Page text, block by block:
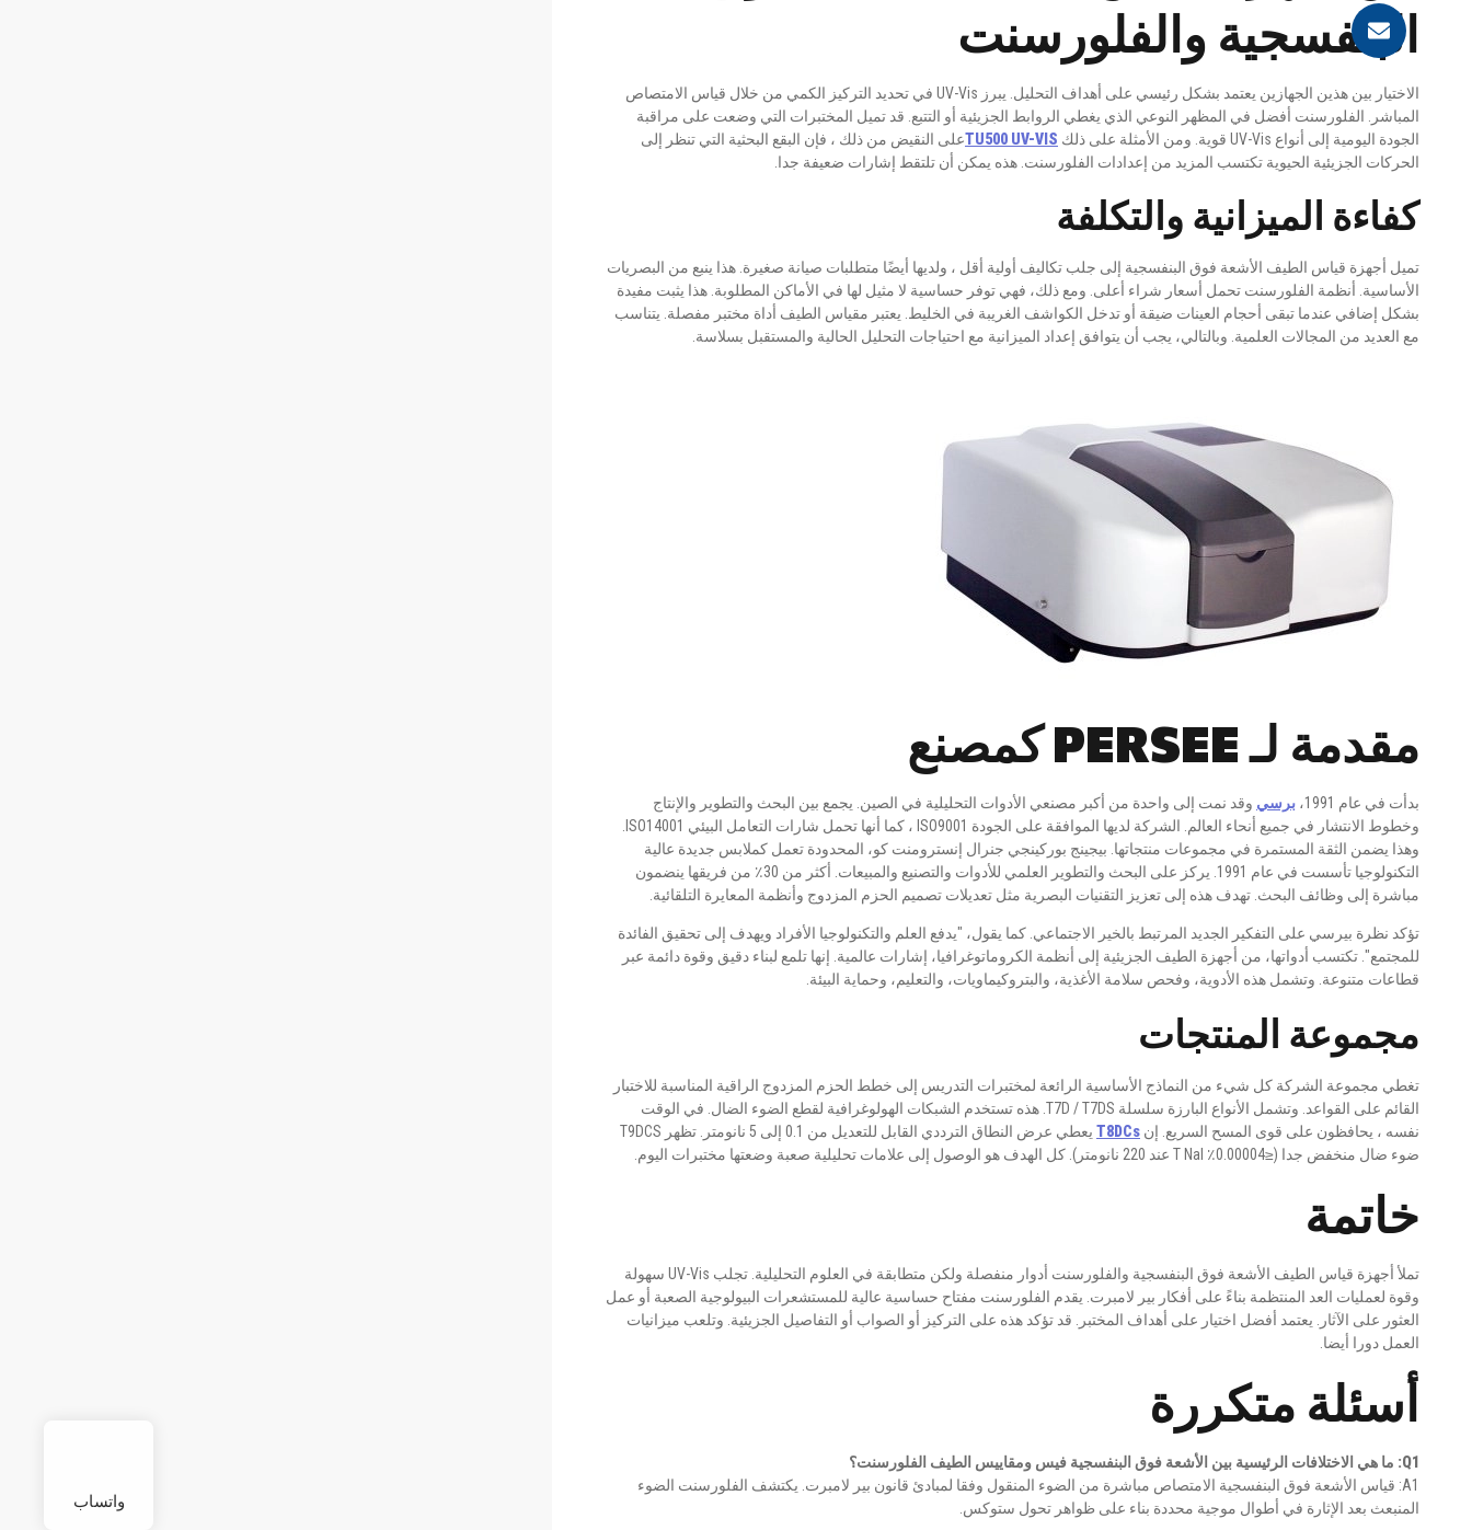
البنفسجية والفلورسنت
الاختيار بين هذين الجهازين يعتمد بشكل رئيسي على أهداف التحليل. يبرز UV-Vis في تحديد التركيز الكمي من خلال قياس الامتصاص
المباشر. الفلورسنت أفضل في المظهر النوعي الذي يغطي الروابط الجزيئية أو التتبع. قد تميل المختبرات التي وضعت على مراقبة
الجودة اليومية إلى أنواع UV-Vis قوية. ومن الأمثلة على ذلك
TU500 UV-VISعلى النقيض من ذلك ، فإن البقع البحثية التي تنظر إلى
الحركات الجزيئية الحيوية تكتسب المزيد من إعدادات الفلورسنت. هذه يمكن أن تلتقط إشارات ضعيفة جدا.
كفاءة الميزانية والتكلفة
تميل أجهزة قياس الطيف الأشعة فوق البنفسجية إلى جلب تكاليف أولية أقل ، ولديها أيضًا متطلبات صيانة صغيرة. هذا ينبع من البصريات
الأساسية. أنظمة الفلورسنت تحمل أسعار شراء أعلى. ومع ذلك، فهي توفر حساسية لا مثيل لها في الأماكن المطلوبة. هذا يثبت مفيدة
بشكل إضافي عندما تبقى أحجام العينات ضيقة أو تدخل الكواشف الغريبة في الخليط. يعتبر مقياس الطيف أداة مختبر مفصلة. يتناسب
مع العديد من المجالات العلمية. وبالتالي، يجب أن يتوافق إعداد الميزانية مع احتياجات التحليل الحالية والمستقبل بسلاسة.
مقدمة لـ PERSEE كمصنع
بدأت في عام 1991، برسي وقد نمت إلى واحدة من أكبر مصنعي الأدوات التحليلية في الصين. يجمع بين البحث والتطوير والإنتاج
وهذا يضمن الثقة المستمرة في مجموعات منتجاتها. بيجينج بوركينجي جنرال إنسترومنت كو، المحدودة تعمل كملابس جديدة عالية
التكنولوجيا تأسست في عام 1991. يركز على البحث والتطوير العلمي للأدوات والتصنيع والمبيعات. أكثر من 30٪ من فريقها ينضمون
مباشرة إلى وظائف البحث. تهدف هذه إلى تعزيز التقنيات البصرية مثل تعديلات تصميم الحزم المزدوج وأنظمة المعايرة التلقائية.
تؤكد نظرة بيرسي على التفكير الجديد المرتبط بالخير الاجتماعي. كما يقول، "يدفع العلم والتكنولوجيا الأفراد ويهدف إلى تحقيق الفائدة
للمجتمع". تكتسب أدواتها، من أجهزة الطيف الجزيئية إلى أنظمة الكروماتوغرافيا، إشارات عالمية. إنها تلمع لبناء دقيق وقوة دائمة عبر
قطاعات متنوعة. وتشمل هذه الأدوية، وفحص سلامة الأغذية، والبتروكيماويات، والتعليم، وحماية البيئة.
مجموعة المنتجات
تغطي مجموعة الشركة كل شيء من النماذج الأساسية الرائعة لمختبرات التدريس إلى خطط الحزم المزدوج الراقية المناسبة للاختبار
القائم على القواعد. وتشمل الأنواع البارزة سلسلة T7D / T7DS. هذه تستخدم الشبكات الهولوغرافية لقطع الضوء الضال. في الوقت
نفسه ، يحافظون على قوى المسح السريع. إن T8DCs
يعطي عرض النطاق الترددي القابل للتعديل من 0.1 إلى 5 نانومتر. تظهر T9DCS
ضوء ضال منخفض جدا (≤0.00004٪ T NaI عند 220 نانومتر). كل الهدف هو الوصول إلى علامات تحليلية صعبة وضعتها مختبرات اليوم.
خاتمة
تملأ أجهزة قياس الطيف الأشعة فوق البنفسجية والفلورسنت أدوار منفصلة ولكن متطابقة في العلوم التحليلية. تجلب UV-Vis سهولة
وقوة لعمليات العد المنتظمة بناءً على أفكار بير لامبرت. يقدم الفلورسنت مفتاح حساسية عالية للمستشعرات البيولوجية الصعبة أو عمل
العثور على الآثار. يعتمد أفضل اختيار على أهداف المختبر. قد تؤكد هذه على التركيز أو الصواب أو التفاصيل الجزيئية. وتلعب ميزانيات
العمل دورا أيضا.
أسئلة متكررة
Q1: ما هي الاختلافات الرئيسية بين الأشعة فوق البنفسجية فيس ومقاييس الطيف الفلورسنت؟
A1: قياس الأشعة فوق البنفسجية الامتصاص مباشرة من الضوء المنقول وفقا لمبادئ قانون بير لامبرت. يكتشف الفلورسنت الضوء
المنبعث بعد الإثارة في أطوال موجية محددة بناء على ظواهر تحول ستوكس.
واتساب